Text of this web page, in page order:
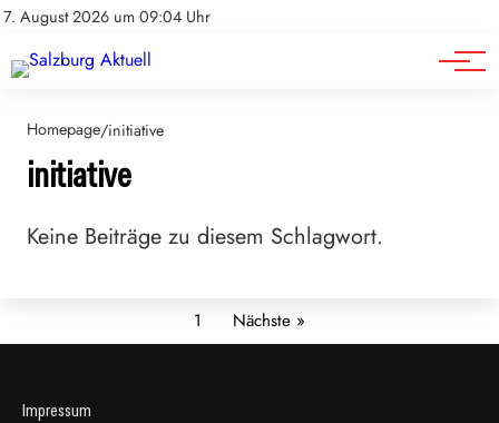
7. August 2026 um 09:04 Uhr
Impressum
Sport
Wirtschaft
Homepage/initiative
initiative
Keine Beiträge zu diesem Schlagwort.
1 Nächste »
Impressum